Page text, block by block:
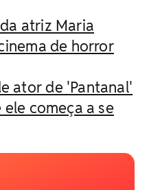
atriz Maria
de horror
ator de 'Pantanal'
começa a se